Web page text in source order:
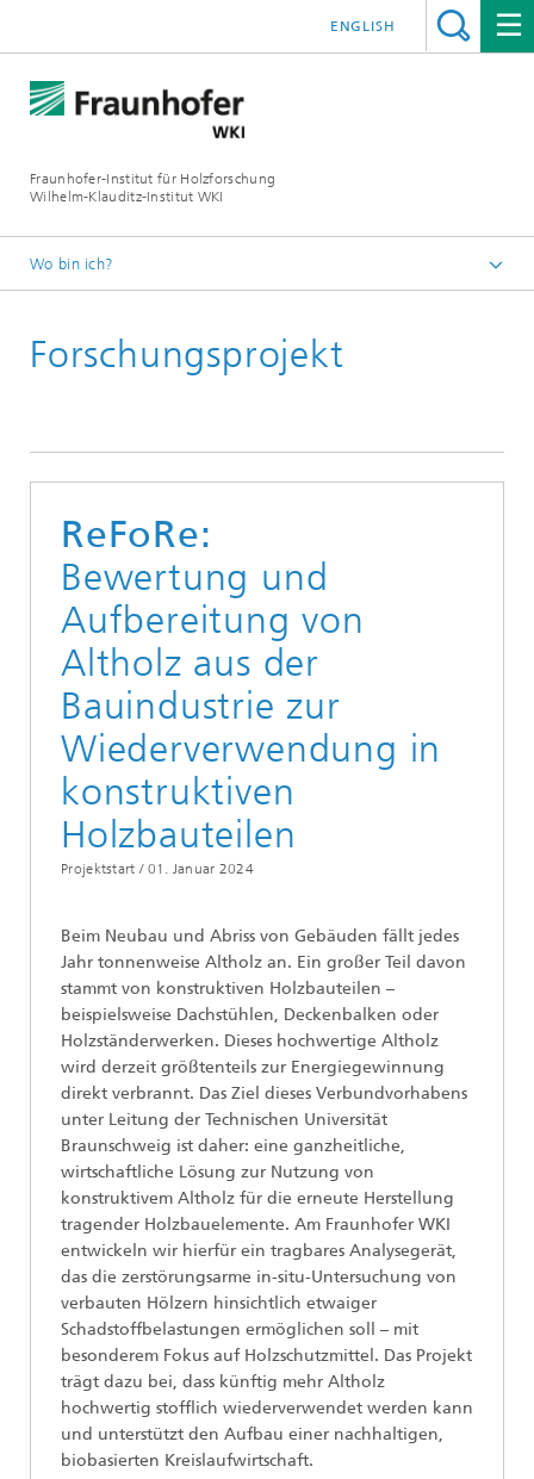
Fraunhofer-Institut für Holzforschung
Wilhelm-Klauditz-Institut WKI
ENGLISH
Wo bin ich?
Referenzprojekte
Forschungsprojekt
ReFoRe:
Bewertung und
Aufbereitung von
Altholz aus der
Bauindustrie zur
Wiederverwendung in
konstruktiven
Holzbauteilen
Projektstart / 01. Januar 2024
Beim Neubau und Abriss von Gebäuden fällt jedes
Jahr tonnenweise Altholz an. Ein großer Teil davon
stammt von konstruktiven Holzbauteilen –
beispielsweise Dachstühlen, Deckenbalken oder
Holzständerwerken. Dieses hochwertige Altholz
wird derzeit größtenteils zur Energiegewinnung
direkt verbrannt. Das Ziel dieses Verbundvorhabens
unter Leitung der Technischen Universität
Braunschweig ist daher: eine ganzheitliche,
wirtschaftliche Lösung zur Nutzung von
konstruktivem Altholz für die erneute Herstellung
tragender Holzbauelemente. Am Fraunhofer WKI
entwickeln wir hierfür ein tragbares Analysegerät,
das die zerstörungsarme in-situ-Untersuchung von
verbauten Hölzern hinsichtlich etwaiger
Schadstoffbelastungen ermöglichen soll – mit
besonderem Fokus auf Holzschutzmittel. Das Projekt
trägt dazu bei, dass künftig mehr Altholz
hochwertig stofflich wiederverwendet werden kann
und unterstützt den Aufbau einer nachhaltigen,
biobasierten Kreislaufwirtschaft.